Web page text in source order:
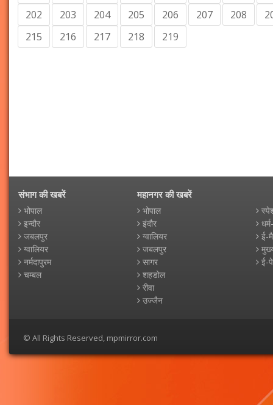
202
203 204 205 206 207 208
215
216 217 218 219
संभाग की खबरें
भोपाल
इन्दौर
जबलपुर
ग्वालियर
नर्मदापुरम
चम्बल
महानगर की खबरें
भोपाल
इंदौर
ग्वालियर
जबलपुर
सागर
शहडोल
रीवा
उज्जैन
ई-
ई-
© All Rights Reserved, mpmirror.com